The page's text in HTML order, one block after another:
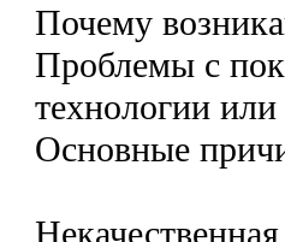
Почему
Проблемы с
технологии
Основные